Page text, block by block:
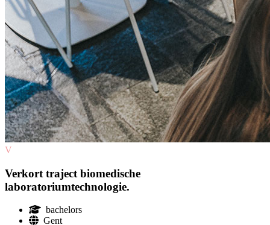
V
Verkort traject biomedische
laboratoriumtechnologie.
bachelors
Gent